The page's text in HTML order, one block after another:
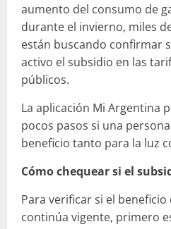
aumento del consumo de
durante el invierno, miles
están buscando confirmar
activo el subsidio en las
públicos.
La aplicación Mi Argentina
pocos pasos si una
beneficio tanto para la luz
Cómo chequear si el
Para verificar si el
continúa vigente, primero